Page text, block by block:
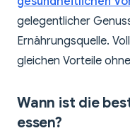
gelegentlicher
Ernährungsquelle.
gleichen Vorteile
Wann ist die
essen?